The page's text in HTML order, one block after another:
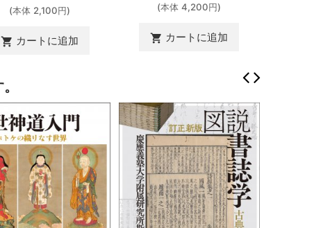
(本体 2,100円)
shopping_cart カートに追加
(本体 4,200円)
shopping_cart カートに追加